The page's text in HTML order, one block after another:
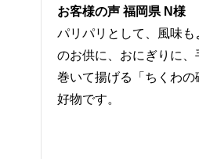
お客様の声 福岡県 N様
パリパリとして、風味
のお供に、おにぎりに
巻いて揚げる「ちくわ
好物です。